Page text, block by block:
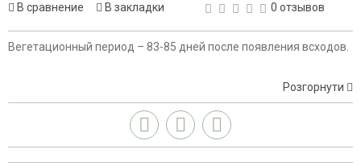
В сравнение
В закладки
0 отзывов
Вегетационный период – 83-85 дней после появления всходов.
Розгорнути